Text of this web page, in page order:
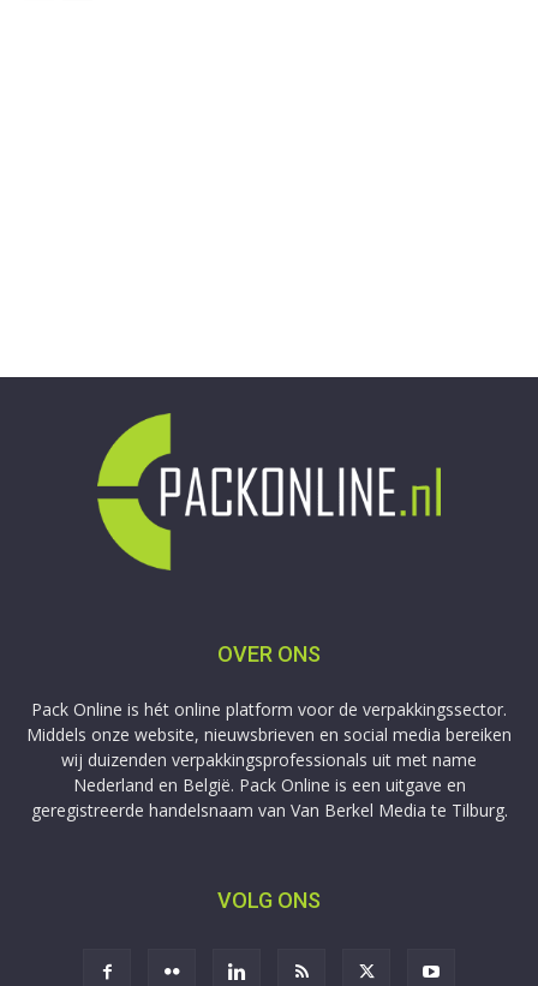
OVER ONS
Pack Online is hét online platform voor de verpakkingssector.
Middels onze website, nieuwsbrieven en social media bereiken
wij duizenden verpakkingsprofessionals uit met name
Nederland en België. Pack Online is een uitgave en
geregistreerde handelsnaam van Van Berkel Media te Tilburg.
VOLG ONS